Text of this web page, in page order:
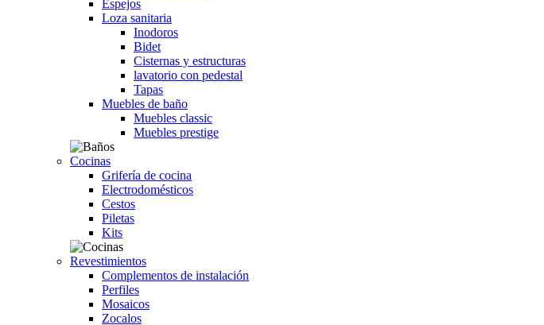
Espejos
Loza sanitaria
Inodoros
Bidet
Cisternas y estructuras
lavatorio con pedestal
Tapas
Muebles de baño
Muebles classic
Muebles prestige
Cocinas
Grifería de cocina
Electrodomésticos
Cestos
Piletas
Kits
Revestimientos
Complementos de instalación
Perfiles
Mosaicos
Zocalos